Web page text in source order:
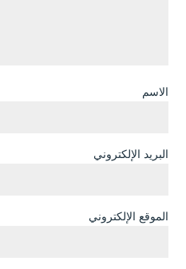
الاسم
البريد الإلكتروني
الموقع الإلكتروني